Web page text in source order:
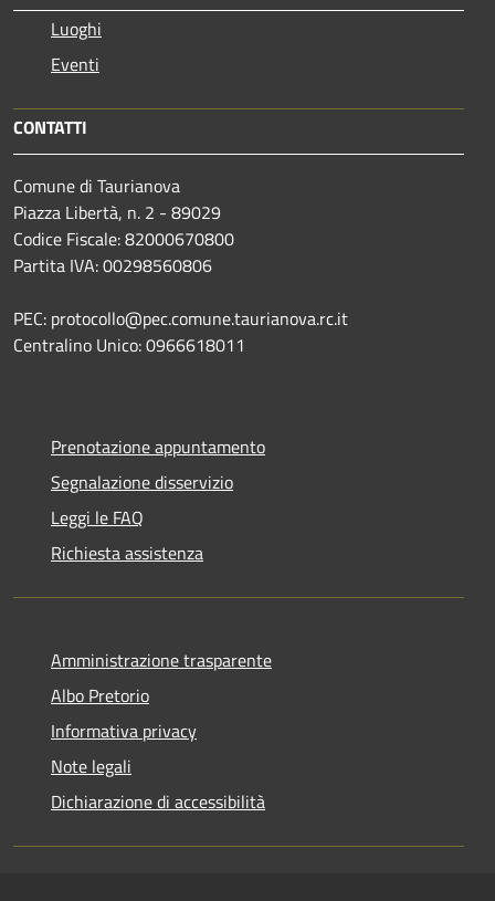
Luoghi
Eventi
CONTATTI
Comune di Taurianova
Piazza Libertà, n. 2 - 89029
Codice Fiscale: 82000670800
Partita IVA: 00298560806
PEC: protocollo@pec.comune.taurianova.rc.it
Centralino Unico: 0966618011
Prenotazione appuntamento
Segnalazione disservizio
Leggi le FAQ
Richiesta assistenza
Amministrazione trasparente
Albo Pretorio
Informativa privacy
Note legali
Dichiarazione di accessibilità